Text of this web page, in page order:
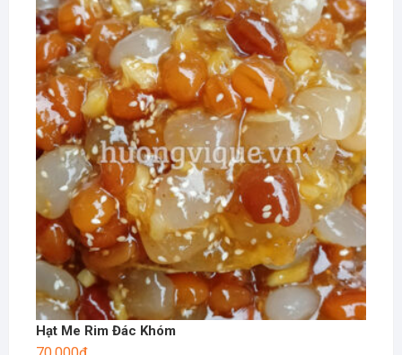
Hạt Me Rim Đác Khóm